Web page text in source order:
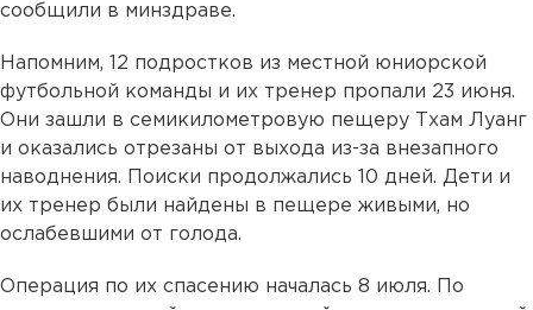
сообщили в минздраве.
Напомним, 12 подростков из местной юниорской
футбольной команды и их тренер пропали 23 июня.
Они зашли в семикилометровую пещеру Тхам Луанг
и оказались отрезаны от выхода из-за внезапного
наводнения. Поиски продолжались 10 дней. Дети и
их тренер были найдены в пещере живыми, но
ослабевшими от голода.
Операция по их спасению началась 8 июля. По